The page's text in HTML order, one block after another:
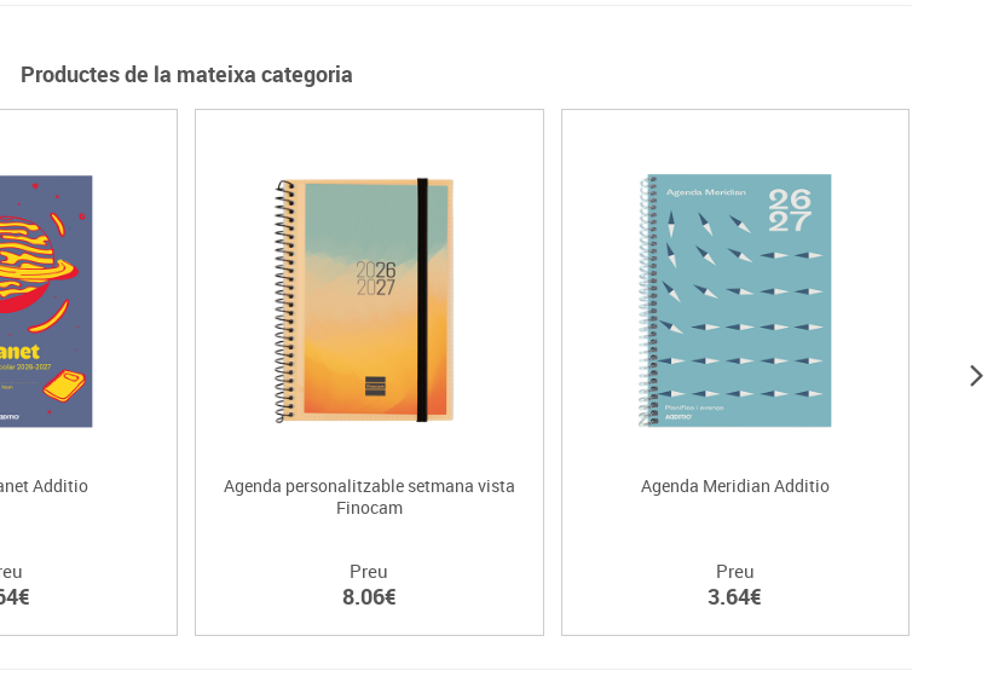
Productes de la mateixa categoria
Additio
Agenda personalitzable setmana vista
Finocam
Preu
8.06€
Agenda Meridian Additio
Preu
3.64€